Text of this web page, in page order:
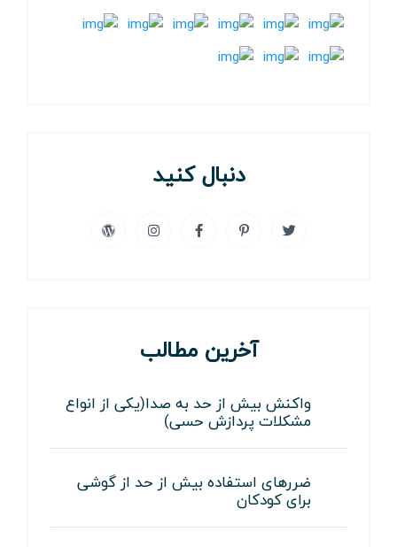
دنبال کنید
آخرین مطالب
واکنش بیش از حد به صدا(یکی از انواع
مشکلات پردازش حسی)
ضررهای استفاده بیش از حد از گوشی
برای کودکان